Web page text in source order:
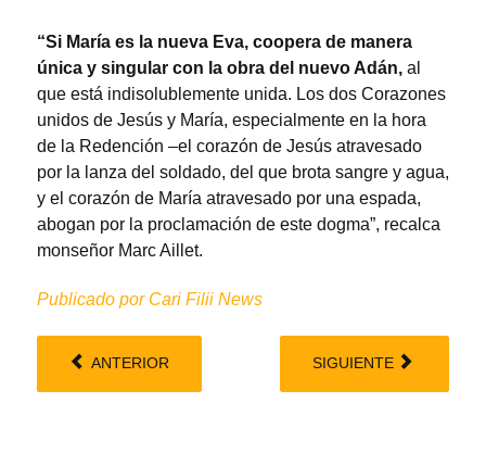
“Si María es la nueva Eva, coopera de manera
única y singular con la obra del nuevo Adán, al
que está indisolublemente unida. Los dos Corazones
unidos de Jesús y María, especialmente en la hora
de la Redención –el corazón de Jesús atravesado
por la lanza del soldado, del que brota sangre y agua,
y el corazón de María atravesado por una espada,
abogan por la proclamación de este dogma”, recalca
monseñor Marc Aillet.
Publicado por Cari Filii News
ANTERIOR SIGUIENTE